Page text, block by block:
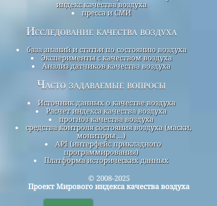
индекс качества воздуха
пресса и СМИ
Исследование качества воздуха
база знаний и статьи по состоянию воздуха
Эксперименты с качеством воздуха
Анализ датчиков качества воздуха
Часто задаваемые вопросы
Источник данных о качестве воздуха
Расчет индекса качества воздуха
прогноз качества воздуха
средства контроля состояния воздуха (маски,
мониторы ...)
API (интерфейс прикладного
программирования)
Платформа исторических данных
© 2008-2025
Проект Мирового индекса качества воздуха